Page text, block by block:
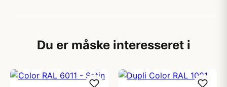
Du er måske interesseret i